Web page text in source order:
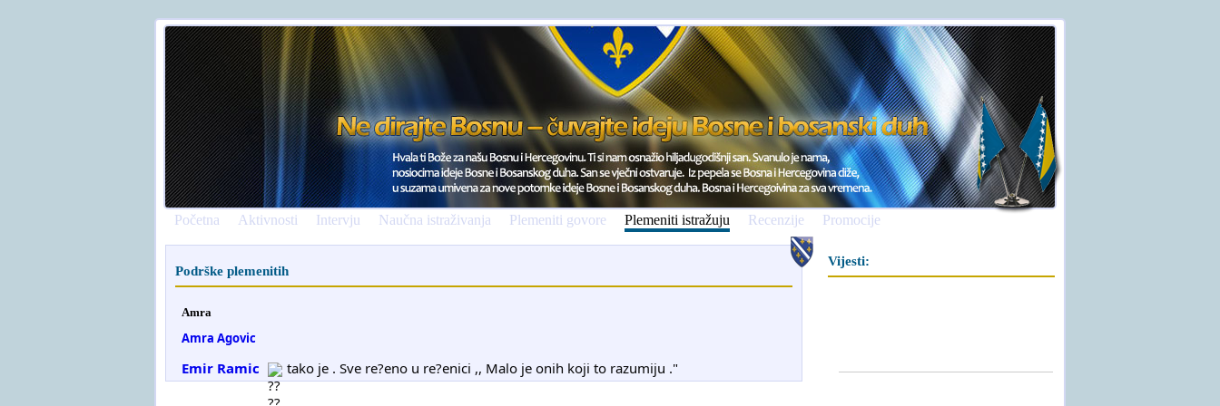
Početna Aktivnosti Intervju Naučna istraživanja Plemeniti govore Plemeniti istražuju Recenzije Promocije
Podrške plemenitih
Amra
Amra Agovic
Emir Ramic tako je . Sve re?eno u re?enici ,, Malo je onih koji to razumiju ."
Vijesti: